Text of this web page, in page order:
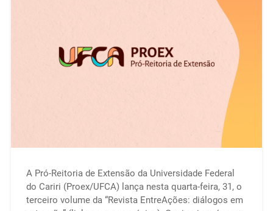
A Pró-Reitoria de Extensão da Universidade Federal
do Cariri (Proex/UFCA) lança nesta quarta-feira, 31, o
terceiro volume da “Revista EntreAções: diálogos em